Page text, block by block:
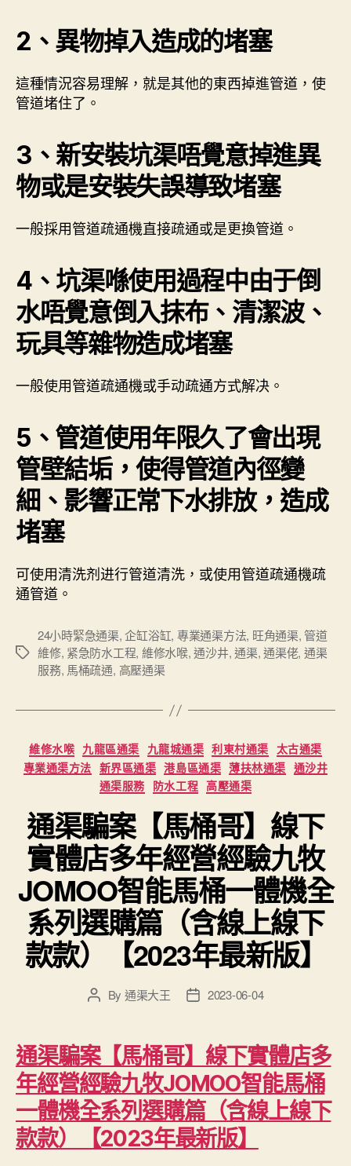
2、異物掉入造成的堵塞
這種情況容易理解，就是其他的東西掉進管道，使
管道堵住了。
3、新安裝坑渠唔覺意掉進異
物或是安裝失誤導致堵塞
一般採用管道疏通機直接疏通或是更換管道。
4、坑渠喺使用過程中由于倒
水唔覺意倒入抹布、清潔波、
玩具等雜物造成堵塞
一般使用管道疏通機或手动疏通方式解决。
5、管道使用年限久了會出現
管壁結垢，使得管道內徑變
細、影響正常下水排放，造成
堵塞
可使用清洗剂进行管道清洗，或使用管道疏通機疏
通管道。
Tags
24小時緊急通渠,企缸浴缸, 專業通渠方法, 旺角通渠, 管道
維修, 紧急防水工程, 維修水喉,通沙井,通渠,通渠佬, 通渠
服務, 馬桶疏通, 高壓通渠
Categories
維修水喉 九龍區通渠 九龍城通渠 利東村通渠 太古通渠
專業通渠方法 新界區通渠 港島區通渠 薄扶林通渠 通沙井
通渠服務 防水工程 高壓通渠
通渠騙案【馬桶哥】線下
實體店多年經營經驗九牧
JOMOO智能馬桶一體機全
系列選購篇（含線上線下
款款）【2023年最新版】
PostBy 通渠大王
Post2023-06-04
通渠騙案【馬桶哥】線下實體店多
年經營經驗九牧JOMOO智能馬桶
一體機全系列選購篇（含線上線下
款款）【2023年最新版】